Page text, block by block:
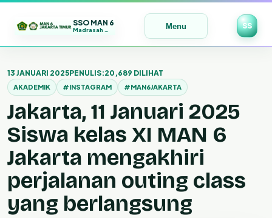
SSO MAN 6
Madrasah Maju | Bermutu | Mendunia Menu SS
ke
konten
13 JANUARI 2025PENULIS:20,689 DILIHAT
AKADEMIK #INSTAGRAM #MAN6JAKARTA
Jakarta, 11 Januari 2025
Siswa kelas XI MAN 6
Jakarta mengakhiri
perjalanan outing class
yang berlangsung